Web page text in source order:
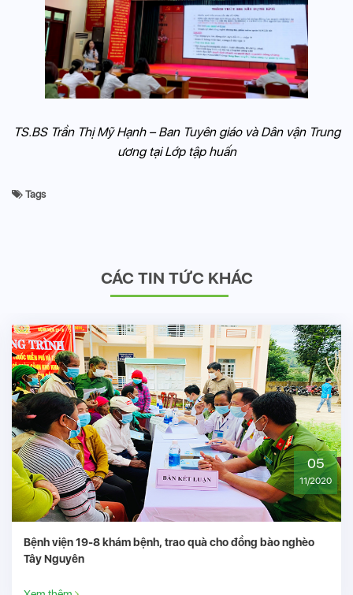
TS.BS Trần Thị Mỹ Hạnh – Ban Tuyên giáo và Dân vận Trung
ương tại Lớp tập huấn
Tags
CÁC TIN TỨC KHÁC
05
11/2020
bào nghèo Đại hội đại biểu Đảng bộ Bệnh viện 19-8